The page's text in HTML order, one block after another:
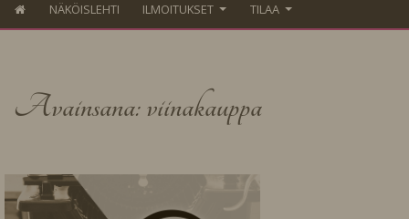
NÄKÖISLEHTI ILMOITUKSET TILAA
Avainsana: viinakauppa